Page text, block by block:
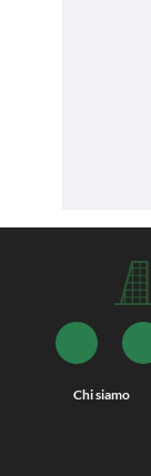
Chi siamo